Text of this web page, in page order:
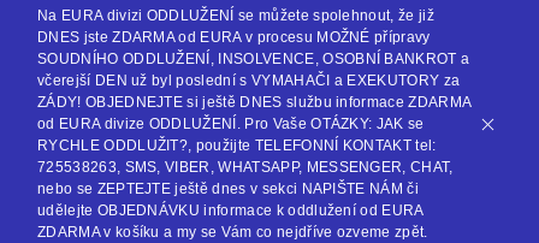
Na EURA divizi ODDLUŽENÍ se můžete spolehnout, že již
DNES jste ZDARMA od EURA v procesu MOŽNÉ přípravy
SOUDNÍHO ODDLUŽENÍ, INSOLVENCE, OSOBNÍ BANKROT a
včerejší DEN už byl poslední s VYMAHAČI a EXEKUTORY za
ZÁDY! OBJEDNEJTE si ještě DNES službu informace ZDARMA
od EURA divize ODDLUŽENÍ. Pro Vaše OTÁZKY: JAK se
RYCHLE ODDLUŽIT?, použijte TELEFONNÍ KONTAKT tel:
725538263, SMS, VIBER, WHATSAPP, MESSENGER, CHAT,
nebo se ZEPTEJTE ještě dnes v sekci NAPIŠTE NÁM či
udělejte OBJEDNÁVKU informace k oddlužení od EURA
ZDARMA v košíku a my se Vám co nejdříve ozveme zpět.